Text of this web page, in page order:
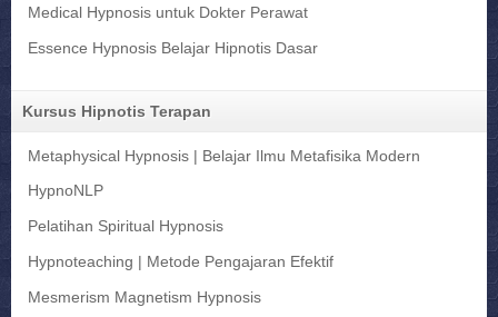
Medical Hypnosis untuk Dokter Perawat
Essence Hypnosis Belajar Hipnotis Dasar
Kursus Hipnotis Terapan
Metaphysical Hypnosis | Belajar Ilmu Metafisika Modern
HypnoNLP
Pelatihan Spiritual Hypnosis
Hypnoteaching | Metode Pengajaran Efektif
Mesmerism Magnetism Hypnosis